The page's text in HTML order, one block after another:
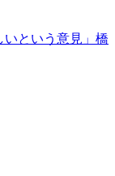
という意見」橋